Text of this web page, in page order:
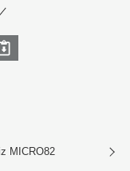
MICRO82